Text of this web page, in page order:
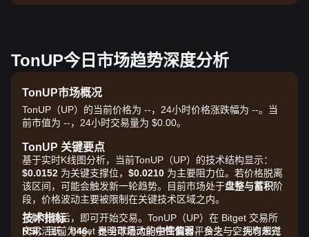
TonUP今日市场趋势深度分析
TonUP市场概况
TonUP（UP）的当前价格为 --，24小时价格涨跌幅为 --。当
前市值为 --，24小时交易量为 $0.00。
TonUP 关键要点
基于实时K线图分析，当前TonUP（UP）的技术结构显示：
$0.0152 为关键支撑位， $0.0210 为主要阻力位。若价格脱离
该区间，可能会触发新一轮趋势。目前市场处于盘整与蓄积阶
段，价格波动主要被限制在关键技术区域之内。
技术指标
RSI：目前为46，表明市场动能中性偏弱，多头与空头均未完
了解市场后，即可开始交易。TonUP（UP）在 Bitget 交易所
交易活跃，Bitget 是全球最大的加密货币平台之一，拥有超过